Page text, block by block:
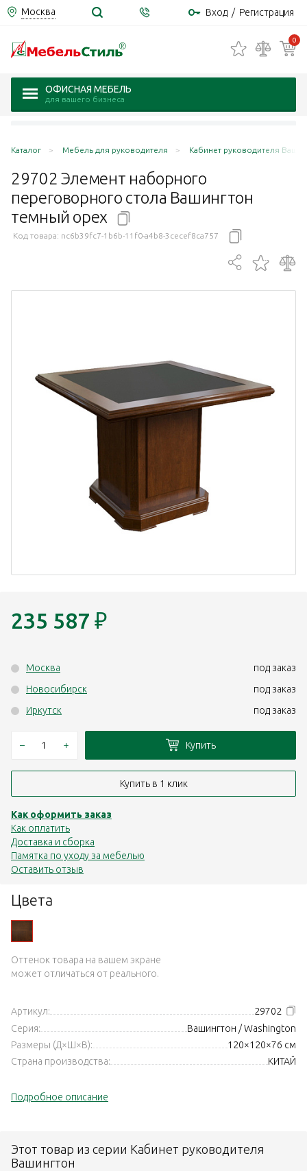
Москва Вход / Регистрация
0
ОФИСНАЯ МЕБЕЛЬ
для вашего бизнеса
Каталог Мебель для руководителя Кабинет руководителя
29702 Элемент наборного
переговорного стола Вашингтон
темный орех
Код товара: nc6b39fc7-1b6b-11f0-a4b8-3cecef8ca757
Цвета
Оттенок товара на вашем экране
может отличаться от реального.
Артикул:
29702
Серия:
Вашингтон / Washington
Размеры (Д×Ш×В):
120×120×76 см
Страна производства:
КИТАЙ
Подробное описание
235 587 ₽
Москва
под заказ
Новосибирск
под заказ
Иркутск
под заказ
– + Купить
Купить в 1 клик
Как оформить заказ
Как оплатить
Доставка и сборка
Памятка по уходу за мебелью
Оставить отзыв
Этот товар из серии Кабинет руководителя
Вашингтон